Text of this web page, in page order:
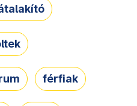
férfiak